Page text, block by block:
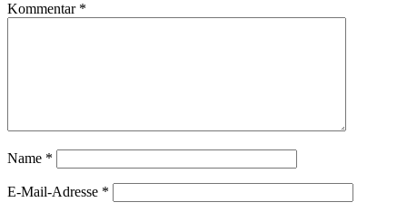
Kommentar *
Name *
E-Mail-Adresse *